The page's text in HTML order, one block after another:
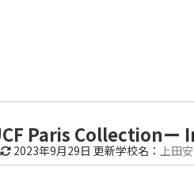
Paris Collectionー
2023年9月29日 更新学校名： 上田